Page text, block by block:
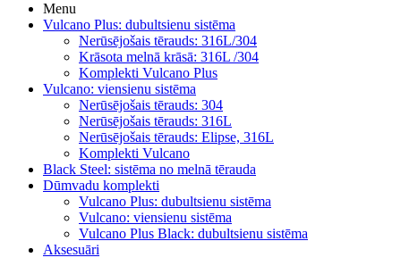
Menu
Vulcano Plus: dubultsienu sistēma
Nerūsējošais tērauds: 316L/304
Krāsota melnā krāsā: 316L /304
Komplekti Vulcano Plus
Vulcano: viensienu sistēma
Nerūsējošais tērauds: 304
Nerūsējošais tērauds: 316L
Nerūsējošais tērauds: Elipse, 316L
Komplekti Vulcano
Black Steel: sistēma no melnā tērauda
Dūmvadu komplekti
Vulcano Plus: dubultsienu sistēma
Vulcano: viensienu sistēma
Vulcano Plus Black: dubultsienu sistēma
Aksesuāri